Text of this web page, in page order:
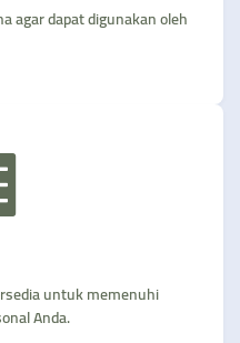
agar dapat digunakan oleh
untuk memenuhi
Anda.